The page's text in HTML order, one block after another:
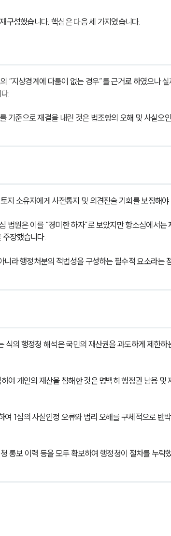
구성했습니다. 핵심은 다음 세 가지였습니다.
“지상경계에 다툼이 없는 경우”를 근거로 하였으나
.
기준으로 재결을 내린 것은 법조항의 오해 및 사실오
지 소유자에게 사전통지 및 의견진술 기회를 보장해야
법원은 이를 “경미한 하자”로 보았지만 항소심에서는
장했습니다.
니라 행정처분의 적법성을 구성하는 필수적 요소라는
식의 행정청 해석은 국민의 재산권을 과도하게 제한하
여 개인의 재산을 침해한 것은 명백히 행정권 남용 및
1심의 사실인정 오류와 법리 오해를 구체적으로 반
통보 이력 등을 모두 확보하여 행정청이 절차를 누락